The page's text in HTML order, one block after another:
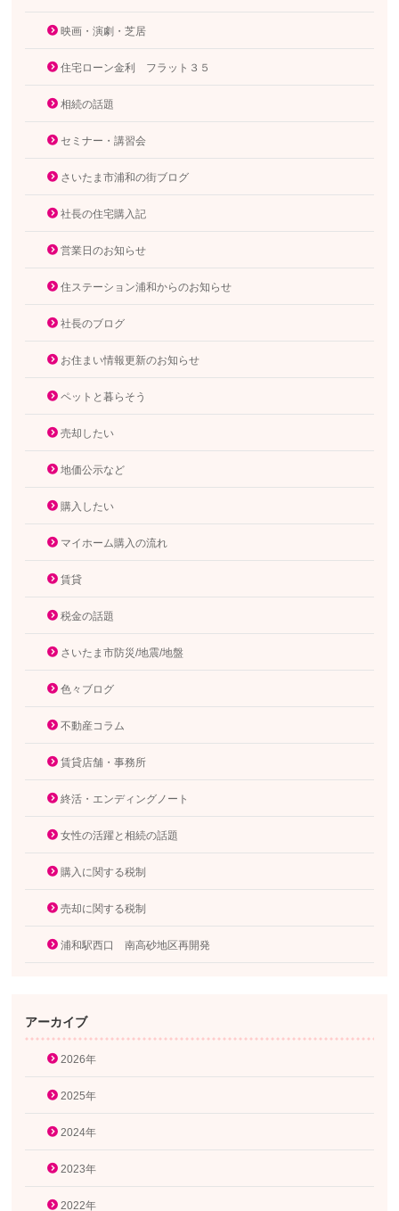
映画・演劇・芝居
住宅ローン金利 フラット３５
相続の話題
セミナー・講習会
さいたま市浦和の街ブログ
社長の住宅購入記
営業日のお知らせ
住ステーション浦和からのお知らせ
社長のブログ
お住まい情報更新のお知らせ
ペットと暮らそう
売却したい
地価公示など
購入したい
マイホーム購入の流れ
賃貸
税金の話題
さいたま市防災/地震/地盤
色々ブログ
不動産コラム
賃貸店舗・事務所
終活・エンディングノート
女性の活躍と相続の話題
購入に関する税制
売却に関する税制
浦和駅西口 南高砂地区再開発
アーカイブ
2026年
2025年
2024年
2023年
2022年